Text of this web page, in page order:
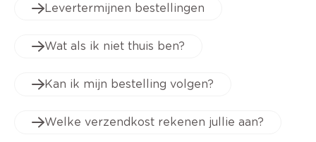
Levertermijnen bestellingen
Wat als ik niet thuis ben?
Kan ik mijn bestelling volgen?
Welke verzendkost rekenen jullie aan?